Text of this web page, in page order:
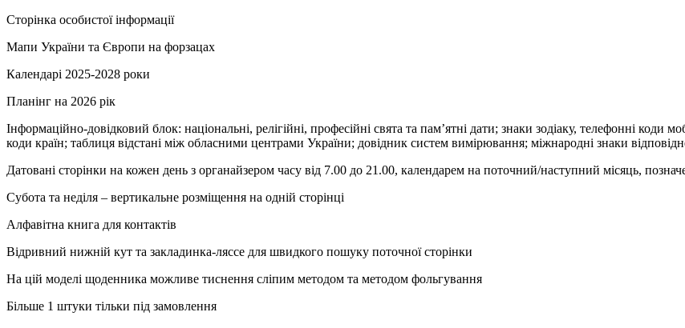
Сторінка особистої інформації
Мапи України та Європи на форзацах
Календарі 2025-2028 роки
Планінг на 2026 рік
Інформаційно-довідковий блок: національні, релігійні, професійні свята та пам’ятні дати; знаки зодіаку, телефонні коди
коди країн; таблиця відстані між обласними центрами України; довідник систем вимірювання; міжнародні знаки
Датовані сторінки на кожен день з органайзером часу від 7.00 до 21.00, календарем на поточний/наступний місяць,
Субота та неділя – вертикальне розміщення на одній сторінці
Алфавітна книга для контактів
Відривний нижній кут та закладинка-ляссе для швидкого пошуку поточної сторінки
На цій моделі щоденника можливе тиснення сліпим методом та методом фольгування
Більше 1 штуки тільки під замовлення